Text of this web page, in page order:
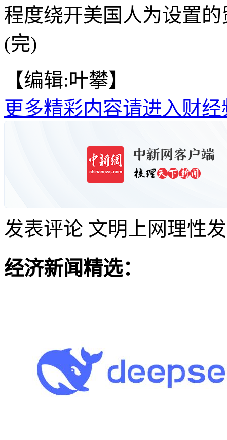
程度绕开美国人为设置
(完)
【编辑:叶攀】
更多精彩内容请进入财经
发表评论 文明上网理性
经济新闻精选：